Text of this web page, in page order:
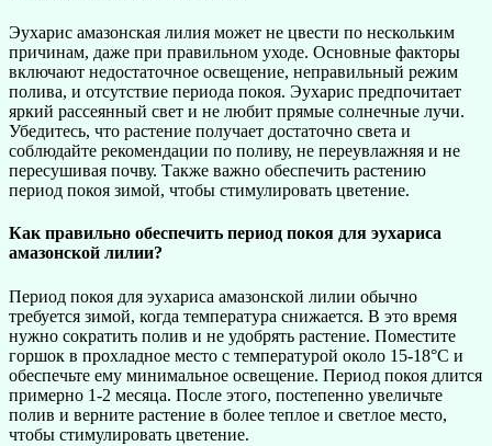
Эухарис амазонская лилия может не цвести по нескольким
причинам, даже при правильном уходе. Основные факторы
включают недостаточное освещение, неправильный режим
полива, и отсутствие периода покоя. Эухарис предпочитает
яркий рассеянный свет и не любит прямые солнечные лучи.
Убедитесь, что растение получает достаточно света и
соблюдайте рекомендации по поливу, не переувлажняя и не
пересушивая почву. Также важно обеспечить растению
период покоя зимой, чтобы стимулировать цветение.
Как правильно обеспечить период покоя для эухариса
амазонской лилии?
Период покоя для эухариса амазонской лилии обычно
требуется зимой, когда температура снижается. В это время
нужно сократить полив и не удобрять растение. Поместите
горшок в прохладное место с температурой около 15-18°C и
обеспечьте ему минимальное освещение. Период покоя длится
примерно 1-2 месяца. После этого, постепенно увеличьте
полив и верните растение в более теплое и светлое место,
чтобы стимулировать цветение.